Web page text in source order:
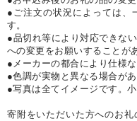
●ご注文の状況によっては、
す。
●品切れ等により対応できな
への変更をお願いすることが
●メーカーの都合により仕様
●色調が実物と異なる場合があ
●写真は全てイメージです。
寄附をいただいた方へのお